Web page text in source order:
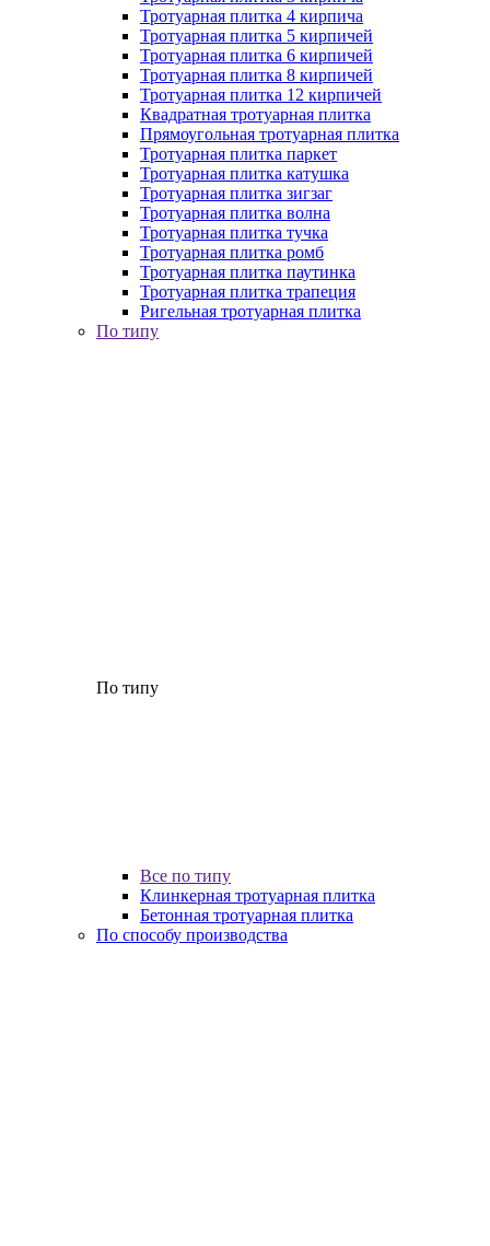
Тротуарная плитка 4 кирпича
Тротуарная плитка 5 кирпичей
Тротуарная плитка 6 кирпичей
Тротуарная плитка 8 кирпичей
Тротуарная плитка 12 кирпичей
Квадратная тротуарная плитка
Прямоугольная тротуарная плитка
Тротуарная плитка паркет
Тротуарная плитка катушка
Тротуарная плитка зигзаг
Тротуарная плитка волна
Тротуарная плитка тучка
Тротуарная плитка ромб
Тротуарная плитка паутинка
Тротуарная плитка трапеция
Ригельная тротуарная плитка
По типу
По типу
Все по типу
Клинкерная тротуарная плитка
Бетонная тротуарная плитка
По способу производства